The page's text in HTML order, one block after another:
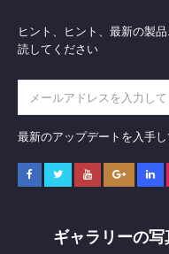
ヒント、ヒント、最新の製
読してください
最新のアップデートを入手
ギャラリーの写